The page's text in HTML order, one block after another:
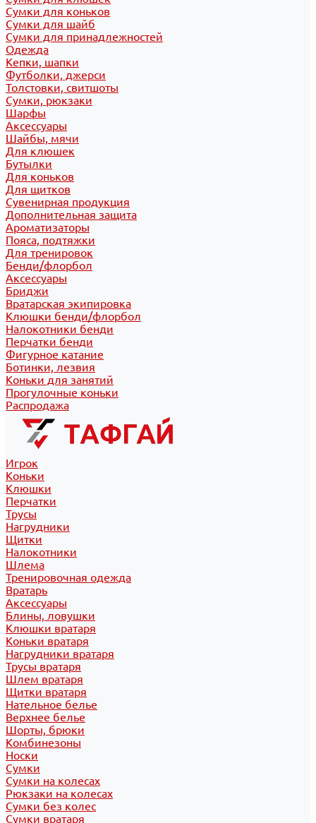
Сумки для коньков
Сумки для шайб
Сумки для принадлежностей
Одежда
Кепки, шапки
Футболки, джерси
Толстовки, свитшоты
Сумки, рюкзаки
Шарфы
Аксессуары
Шайбы, мячи
Для клюшек
Бутылки
Для коньков
Для щитков
Сувенирная продукция
Дополнительная защита
Ароматизаторы
Пояса, подтяжки
Для тренировок
Бенди/флорбол
Аксессуары
Бриджи
Вратарская экипировка
Клюшки бенди/флорбол
Налокотники бенди
Перчатки бенди
Фигурное катание
Ботинки, лезвия
Коньки для занятий
Прогулочные коньки
Распродажа
Игрок
Коньки
Клюшки
Перчатки
Трусы
Нагрудники
Щитки
Налокотники
Шлема
Тренировочная одежда
Вратарь
Аксессуары
Блины, ловушки
Клюшки вратаря
Коньки вратаря
Нагрудники вратаря
Трусы вратаря
Шлем вратаря
Щитки вратаря
Нательное белье
Верхнее белье
Шорты, брюки
Комбинезоны
Носки
Сумки
Сумки на колесах
Рюкзаки на колесах
Сумки без колес
Сумки вратаря